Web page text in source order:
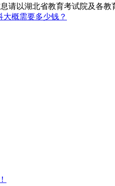
请以湖北省教育考试院及各教
概需要多少钱？